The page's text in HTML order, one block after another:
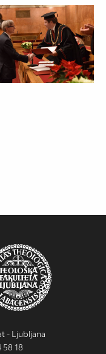
- Ljubljana
58 18